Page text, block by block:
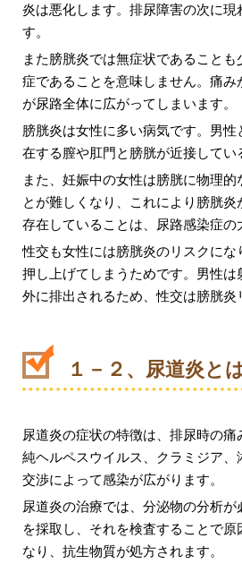
炎は悪化します。排尿障害の次に
す。
また膀胱炎では無症状であること
症であることを意味しません。痛
が尿路全体に広がってしまいます。
膀胱炎は女性に多い病気です。男
在する膣や肛門と膀胱が近接してい
また、妊娠中の女性は膀胱に物理
とが難しくなり、これにより膀胱
存在していることは、尿路感染症の
性交も女性には膀胱炎のリスクに
押し上げてしまうためです。男性
外に排出されるため、性交は膀胱炎
１－２、尿道炎と
尿道炎の症状の特徴は、排尿時の
純ヘルペスウイルス、クラミジア
交渉によって感染が広がります。
尿道炎の治療では、分泌物の分析
を採取し、それを検査することで
なり、抗生物質が処方されます。